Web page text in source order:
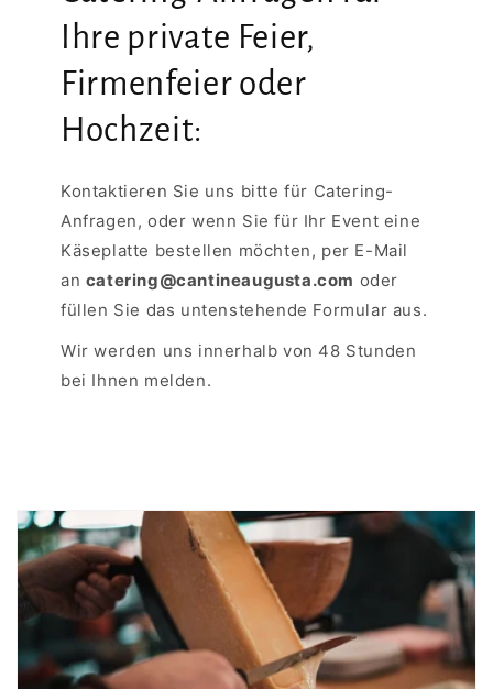
Ihre private Feier,
Firmenfeier oder
Hochzeit:
Kontaktieren Sie uns bitte für Catering-
Anfragen, oder wenn Sie für Ihr Event eine
Käseplatte bestellen möchten, per E-Mail
an catering@cantineaugusta.com oder
füllen Sie das untenstehende Formular aus.
Wir werden uns innerhalb von 48 Stunden
bei Ihnen melden.